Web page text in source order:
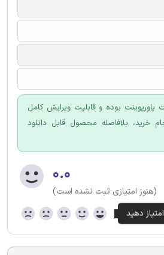
پاورپوینت بوده و قابلیت ویرایش کامل
خرید، بلافاصله محصول قابل دانلود
۰.۰
(هنوز امتیازی ثبت نشده است)